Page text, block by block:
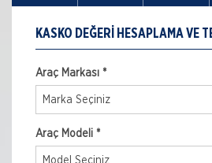
KASKO DEĞERI HESAPLAMA VE
Araç Markası *
Marka Seçiniz
Araç Modeli *